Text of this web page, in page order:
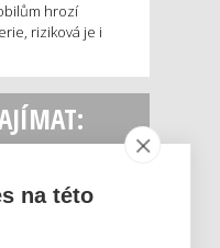
hrozí
riziková je i
na této